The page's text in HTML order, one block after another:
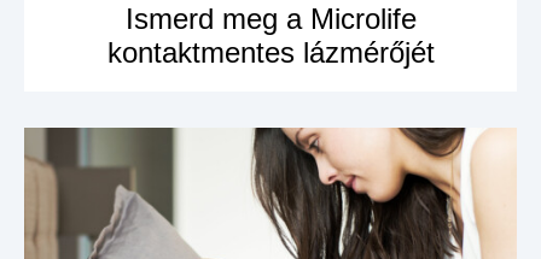
Ismerd meg a Microlife
kontaktmentes lázmérőjét
MEGNÉZEM A